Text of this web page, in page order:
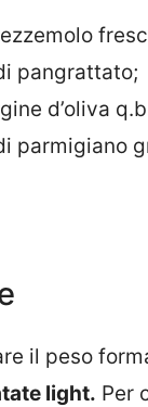
pangrattato;
d’oliva
parmigiano
il peso
light. Per